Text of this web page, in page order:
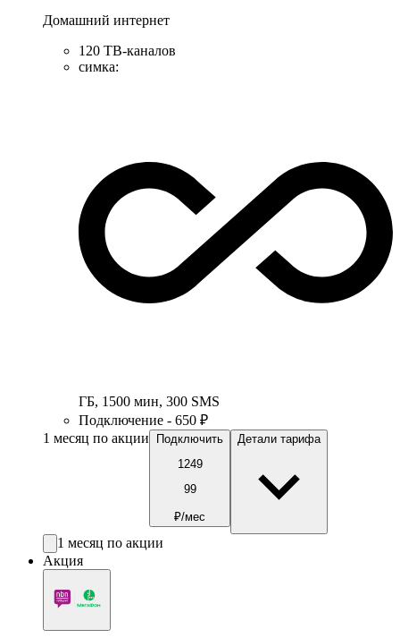
Домашний интернет
120 ТВ-каналов
симка:
ГБ, 1500 мин, 300 SMS
Подключение - 650 ₽
1 месяц по акции
Подключить
1249
99
₽/мес
Детали тарифа
1 месяц по акции
Акция